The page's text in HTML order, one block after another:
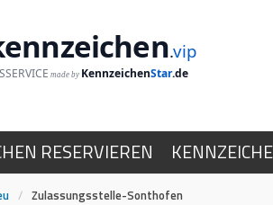
.vip
made by KennzeichenStar.de
RESERVIEREN
/ Zulassungsstelle-Sonthofen